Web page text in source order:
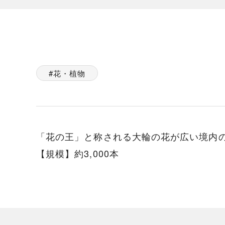
花・植物
「花の王」と称される大輪の花が広い境内
【規模】約3,000本